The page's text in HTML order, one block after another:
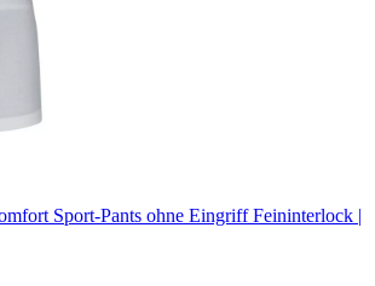
Sport-Pants ohne EingriffFeininterlock |